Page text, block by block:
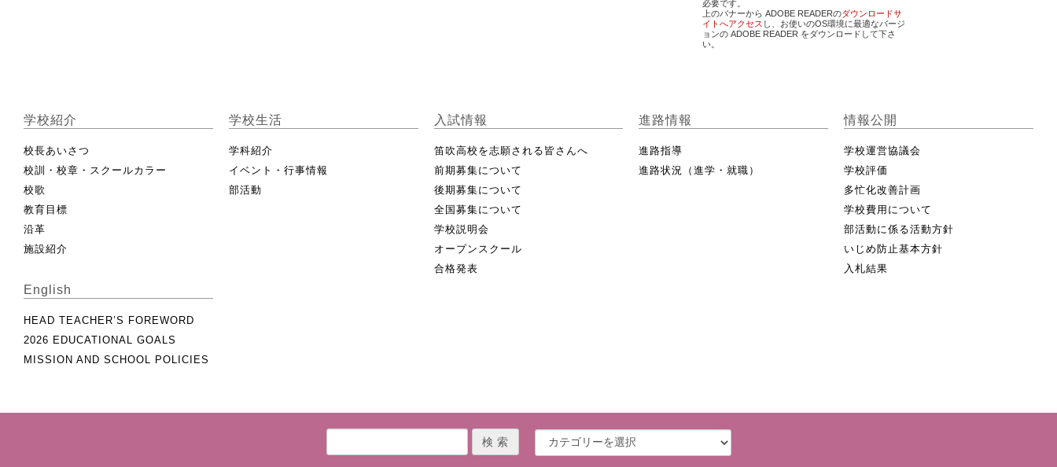
必要です。
上のバナーから ADOBE READERのダウンロードサ
イトへアクセス し、お使いのOS環境に最適なバージ
ョンの ADOBE READER をダウンロードして下さ
い。
学校紹介
校長あいさつ
校訓・校章・スクールカラー
校歌
教育目標
沿革
施設紹介
学校生活
学科紹介
イベント・行事情報
部活動
入試情報
笛吹高校を志願される皆さんへ
前期募集について
後期募集について
全国募集について
学校説明会
オープンスクール
合格発表
進路情報
進路指導
進路状況（進学・就職）
情報公開
学校運営協議会
学校評価
多忙化改善計画
学校費用について
部活動に係る活動方針
いじめ防止基本方針
入札結果
English
HEAD TEACHER’S FOREWORD
2026 EDUCATIONAL GOALS
MISSION AND SCHOOL POLICIES